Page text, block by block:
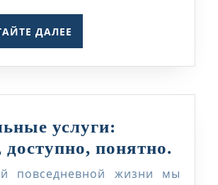
ДАЛЕЕ
услуги:
доступно, понятно.
повседневной жизни мы